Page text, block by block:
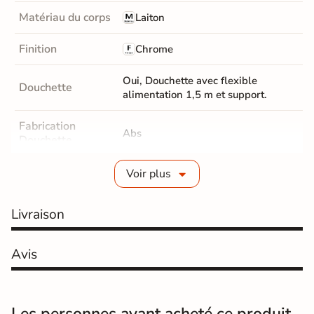
Matériau du corps Laiton
Finition Chrome
Douchette
Oui, Douchette avec flexible
alimentation 1,5 m et support.
Fabrication
Douchette
Abs
Réglable en hauteur
Dimensions ciel
de pluie
20 cm
Forme Ciel de
Carré
La colonne comprend : Barre de
Voir plus
Livraison
Avis